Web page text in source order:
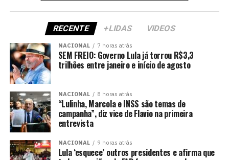
RECENTE +LIDAS VIDEOS
NACIONAL 7 horas atrás
SEM FREIO: Governo Lula já torrou R$3,3
trilhões entre janeiro e início de agosto
NACIONAL 8 horas atrás
“Lulinha, Marcola e INSS são temas de
campanha”, diz vice de Flavio na primeira
entrevista
NACIONAL 9 horas atrás
Lula ‘esquece’ outros presidentes e afirma que